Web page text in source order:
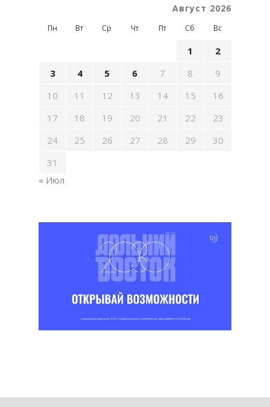
Август 2026
Пн Вт Ср Чт Пт Сб Вс
1
2
3
4 5 6 7 8
9
10
11 12 13 14 15
16
17
18 19 20 21 22
23
24
25 26 27 28 29
30
31
« Июл